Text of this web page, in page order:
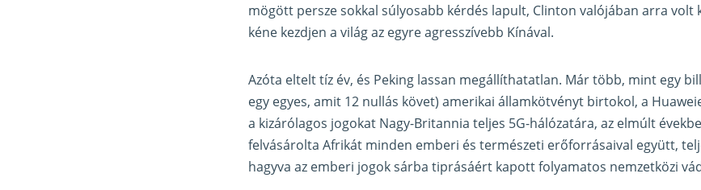
mögött persze sokkal súlyosabb kérdés lapult, Clinton valójában arra volt
kéne kezdjen a világ az egyre agresszívebb Kínával.
Azóta eltelt tíz év, és Peking lassan megállíthatatlan. Már több, mint egy
egy egyes, amit 12 nullás követ) amerikai államkötvényt birtokol, a
a kizárólagos jogokat Nagy-Britannia teljes 5G-hálózatára, az elmúlt
felvásárolta Afrikát minden emberi és természeti erőforrásaival együtt,
hagyva az emberi jogok sárba tiprásáért kapott folyamatos nemzetközi